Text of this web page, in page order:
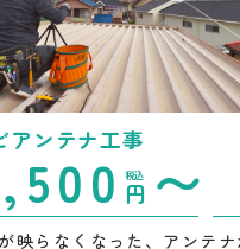
アンテナ工事
円 〜
税込
映らなくなった、アンテナ